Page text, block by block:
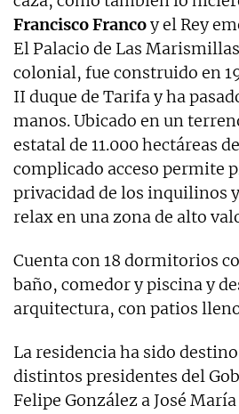
Francisco Francoy el Rey
El Palacio de Las
colonial, fue construido en
II duque de Tarifa y ha
manos. Ubicado en un
estatal de 11.000 hectáreas
complicado acceso permite
privacidad de los inquilinos
relax en una zona de alto
Cuenta con 18 dormitorios
baño, comedor y piscina y
arquitectura, con patios
La residencia ha sido
distintos presidentes del
Felipe González a José